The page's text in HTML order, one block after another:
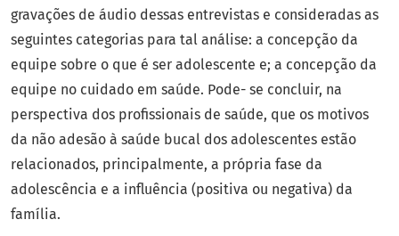
gravações de áudio dessas entrevistas e consideradas as
seguintes categorias para tal análise: a concepção da
equipe sobre o que é ser adolescente e; a concepção da
equipe no cuidado em saúde. Pode- se concluir, na
perspectiva dos profissionais de saúde, que os motivos
da não adesão à saúde bucal dos adolescentes estão
relacionados, principalmente, a própria fase da
adolescência e a influência (positiva ou negativa) da
família.